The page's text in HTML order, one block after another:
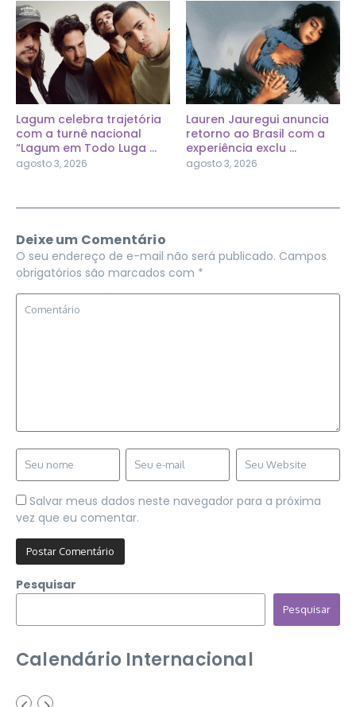
Lagum celebra trajetória
com a turnê nacional
“Lagum em Todo Luga ...
agosto 3, 2026
Lauren Jauregui anuncia
retorno ao Brasil com a
experiência exclu ...
agosto 3, 2026
Deixe um Comentário
O seu endereço de e-mail não será publicado. Campos
obrigatórios são marcados com *
Salvar meus dados neste navegador para a próxima
vez que eu comentar.
Pesquisar
Pesquisar
Calendário Internacional